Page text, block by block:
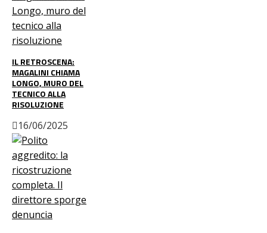
IL RETROSCENA:
MAGALINI CHIAMA
LONGO, MURO DEL
TECNICO ALLA
RISOLUZIONE
16/06/2025